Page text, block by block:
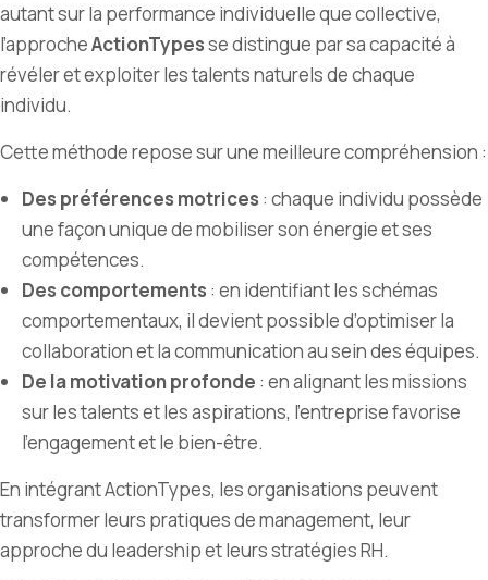
autant sur la performance individuelle que collective,
l’approcheActionTypesse distingue par sa capacité à
révéler et exploiter les talents naturels de chaque
individu.
Cette méthode repose sur une meilleure compréhension :
Des préférences motrices : chaque individu possède
une façon unique de mobiliser son énergie et ses
compétences.
Des comportements : en identifiant les schémas
comportementaux, il devient possible d’optimiser la
collaboration et la communication au sein des équipes.
De la motivation profonde : en alignant les missions
sur les talents et les aspirations, l’entreprise favorise
l’engagement et le bien-être.
En intégrant ActionTypes, les organisations peuvent
transformer leurs pratiques de management, leur
approche du leadership et leurs stratégies RH.